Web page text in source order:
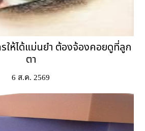
รให้ได้แม่นยำ ต้องจ้องคอยดูที่ลูก
ตา
6 ส.ค. 2569